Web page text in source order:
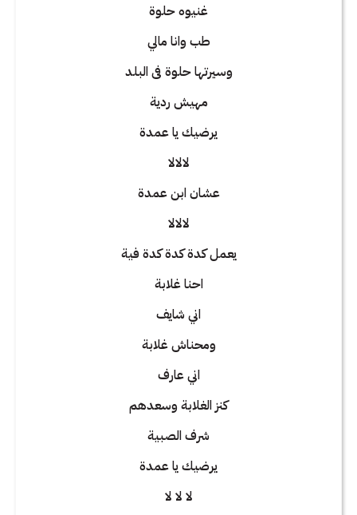
غنيوه حلوة
طب وانا مالي
وسيرتها حلوة فى البلد
مهيش ردية
يرضيك يا عمدة
لالالا
عشان ابن عمدة
لالالا
يعمل كدة كدة كدة فية
احنا غلابة
اني شايف
ومحناش غلابة
اني عارف
كنز الغلابة وسعدهم
شرف الصبية
يرضيك يا عمدة
لا لا لا